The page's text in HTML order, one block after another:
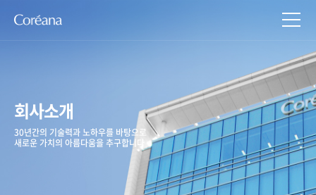
회사소개
30년간의 기술력과 노하우를 바탕으로
새로운 가치의 아름다움을 추구합니다